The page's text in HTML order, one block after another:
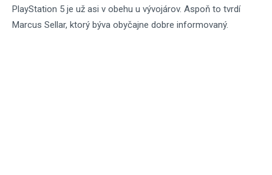
PlayStation 5 je už asi v obehu u vývojárov. Aspoň to tvrdí
Marcus Sellar, ktorý býva obyčajne dobre informovaný.